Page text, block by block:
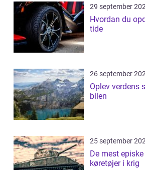
29 september
Hvordan du
tide
26 september
Oplev verdens
bilen
25 september
De mest
køretøjer i krig